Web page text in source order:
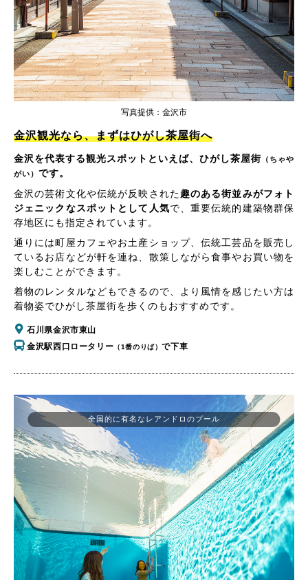
写真提供：金沢市
金沢観光なら、まずはひがし茶屋街へ
金沢を代表する観光スポットといえば、ひがし茶屋街 （ちゃや
がい） です。
金沢の芸術文化や伝統が反映された趣のある街並みがフォト
ジェニックなスポットとして人気で、重要伝統的建築物群保
存地区にも指定されています。
通りには町屋カフェやお土産ショップ、伝統工芸品を販売し
ているお店などが軒を連ね、散策しながら食事やお買い物を
楽しむことができます。
着物のレンタルなどもできるので、より風情を感じたい方は
着物姿でひがし茶屋街を歩くのもおすすめです。
石川県金沢市東山
金沢駅西口ロータリー （1番のりば）で下車
全国的に有名なレアンドロのプール